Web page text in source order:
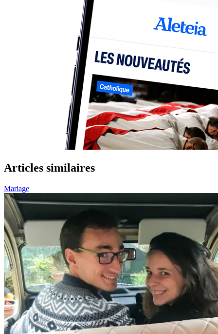
Articles similaires
Mariage